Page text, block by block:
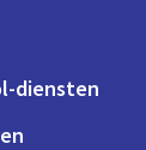
diensten